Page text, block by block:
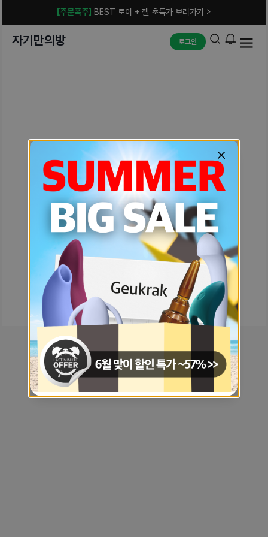
[주문폭주] BEST 토이 + 젤 초특가 보러가기 >
자기만의방 로그인
예상치 못한 에러입니다.